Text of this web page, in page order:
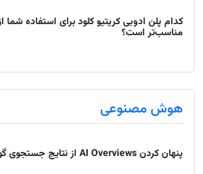
کدام پلن ادوبی کریتیو کلود برای استفاده شما
مناسب‌تر است؟
هوش مصنوعی
پنهان کردن AI Overviews از نتایج جستجوی گوگل